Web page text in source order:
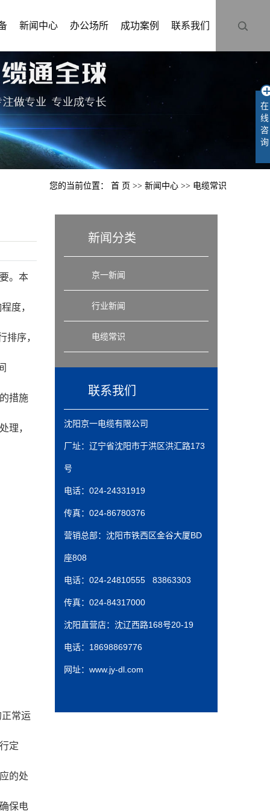
新闻中心 办公场所 成功案例 联系我们
您的当前位置： 首 页 >> 新闻中心 >> 电缆常识
。本
度，
排序，
措施
理，
常运
定
的处
保电
新闻分类
京一新闻
行业新闻
电缆常识
联系我们
沈阳京一电缆有限公司
厂址：辽宁省沈阳市于洪区洪汇路173
号
电话：024-24331919
传真：024-86780376
营销总部：沈阳市铁西区金谷大厦BD
座808
电话：024-24810555 83863303
传真：024-84317000
沈阳直营店：沈辽西路168号20-19
电话：18698869776
网址：www.jy-dl.com
在
线
咨
询